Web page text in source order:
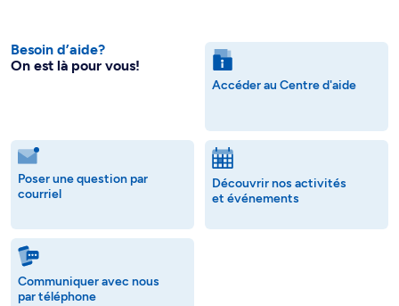
Besoin d’aide?
On est là pour vous!
Accéder au Centre d'aide
Poser une question par
courriel
Découvrir nos activités
et événements
Communiquer avec nous
par téléphone